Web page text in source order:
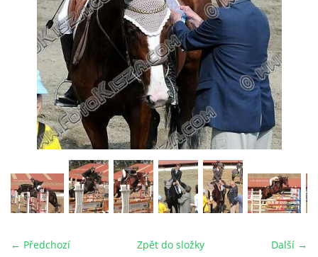
VIDEA
ODKAZY
NOVÝ PŘEKÁŽKOVÝ MATERIÁL
CENÍK SLUŽEB
PŘISPĚVEK ČUS KARVINA -PODPORA SPORTU V
MORAVSKOSLEZSKÉM KRAJI
NÁHRADNÍ TERMÍN BRIGÁDY PRO TY KTEŘÍ SE
← Předchozí Další →
Zpět do složky